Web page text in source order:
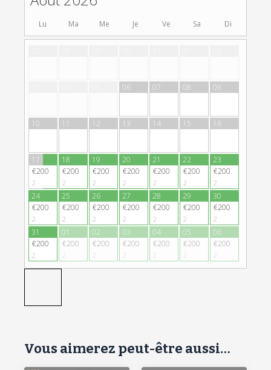
Lu Ma Me Je Ve Sa Di
06 07 08 09
10 11 12 13 14 15 16
17
€200
2
18
€200
2
19
€200
2
20
€200
2
21
€200
2
22
€200
2
23
€200
2
24
€200
2
25
€200
2
26
€200
2
27
€200
2
28
€200
2
29
€200
2
30
€200
2
31
€200
2
01
€200
2
02
€200
2
03
€200
2
04
€200
2
05
€200
2
06
€200
2
Vous aimerez peut-être aussi…